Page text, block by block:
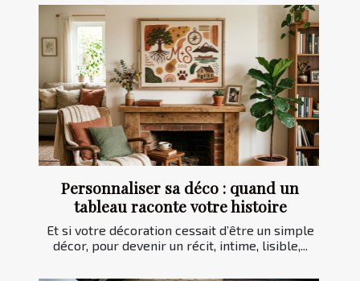
Personnaliser sa déco : quand un
tableau raconte votre histoire
Et si votre décoration cessait d’être un simple
décor, pour devenir un récit, intime, lisible,...